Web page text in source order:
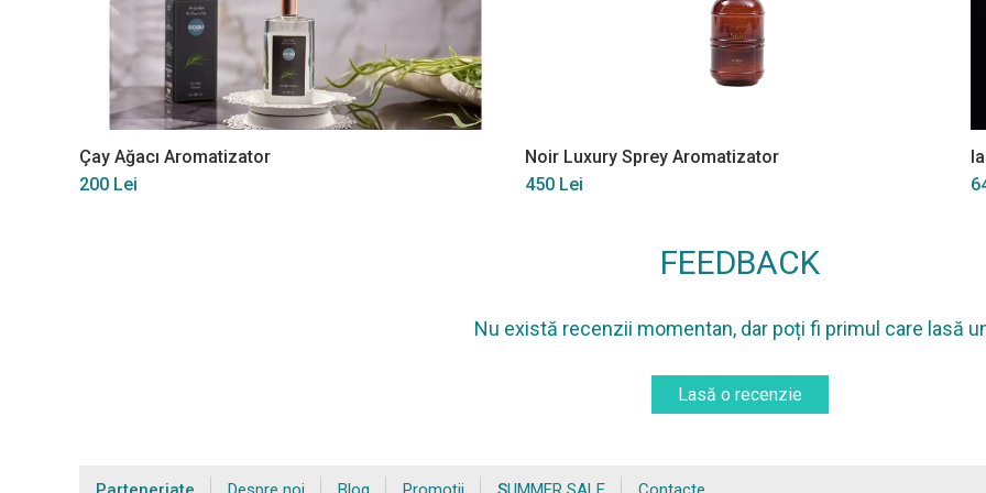
Çay Ağacı Aromatizator
200 Lei
Noir Luxury Sprey Aromatizator
450 Lei
FEEDBACK
Nu există recenzii momentan, dar poți fi primul care lasă
Lasă o recenzie